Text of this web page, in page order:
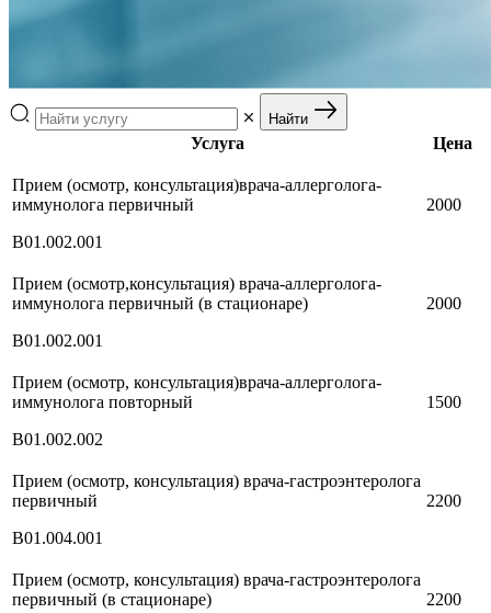
Найти
Услуга Цена
Прием (осмотр, консультация)врача-аллерголога-
иммунолога первичный
B01.002.001
2000
Прием (осмотр,консультация) врача-аллерголога-
иммунолога первичный (в стационаре)
B01.002.001
2000
Прием (осмотр, консультация)врача-аллерголога-
иммунолога повторный
В01.002.002
1500
Прием (осмотр, консультация) врача-гастроэнтеролога
первичный
В01.004.001
2200
Прием (осмотр, консультация) врача-гастроэнтеролога
первичный (в стационаре)
2200